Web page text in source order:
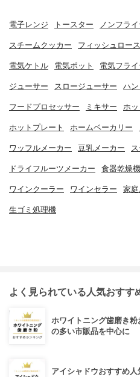
電子レンジ トースター ノンフラ
スチームクッカー フィッシュロー
電気ケトル 電気ポット 電気フラ
ジューサー スロージューサー ハ
フードプロセッサー ミキサー ホ
ホットプレート ホームベーカリー
ワッフルメーカー 豆乳メーカー
ドライフルーツメーカー 食器乾燥機
ワインクーラー ワインセラー 家
生ゴミ処理機
よく見られている人気おすす
ホワイトニング歯磨き
の多い市販品を中心に
アイシャドウおすすめ